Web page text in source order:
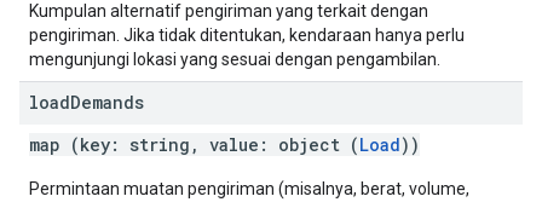
Kumpulan alternatif pengiriman yang terkait dengan
pengiriman. Jika tidak ditentukan, kendaraan hanya perlu
mengunjungi lokasi yang sesuai dengan pengambilan.
loadDemands
map (key: string, value: object (Load))
Permintaan muatan pengiriman (misalnya, berat, volume,